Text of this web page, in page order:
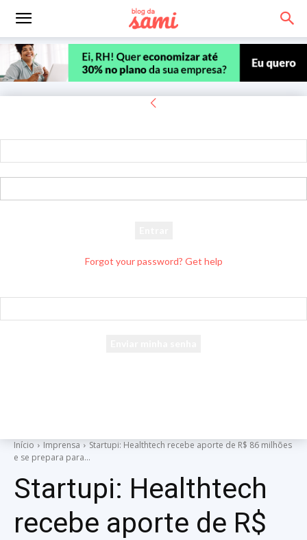
Forgot your password? Get help
Início Imprensa
Startupi: Healthtech recebe aporte de R$ 86 milhões
e se prepara para...
Startupi: Healthtech
recebe aporte de R$